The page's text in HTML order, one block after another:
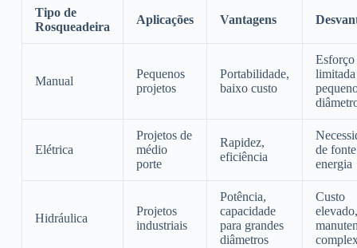
Tipo de
Rosqueadeira
Aplicações Vantagens
Manual
Pequenos
projetos
Portabilidade,
baixo custo
limitada
Elétrica
Projetos de
médio
porte
Rapidez,
eficiência
de
energia
Hidráulica
Projetos
industriais
Potência,
capacidade
para grandes
diâmetros
Custo
elevado,